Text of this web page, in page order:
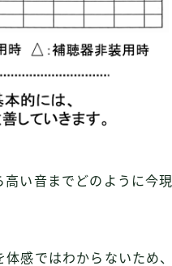
い音までどのように今現
感ではわからないため、